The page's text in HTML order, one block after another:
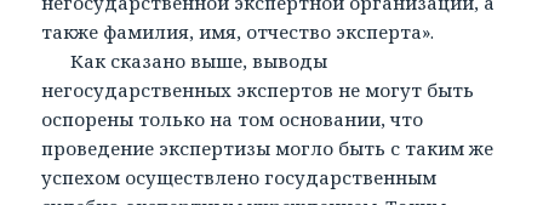
также фамилия, имя, отчество эксперта».
Как сказано выше, выводы
негосударственных экспертов не могут быть
оспорены только на том основании, что
проведение экспертизы могло быть с таким же
успехом осуществлено государственным